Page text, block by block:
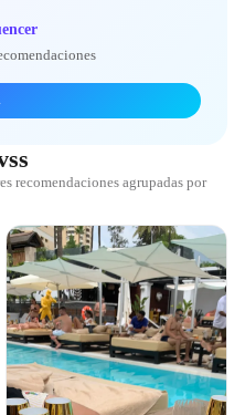
recomendaciones agrupadas por